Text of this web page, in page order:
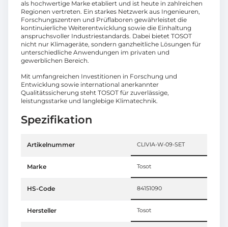
als hochwertige Marke etabliert und ist heute in zahlreichen
Regionen vertreten. Ein starkes Netzwerk aus Ingenieuren,
Forschungszentren und Prüflaboren gewährleistet die
kontinuierliche Weiterentwicklung sowie die Einhaltung
anspruchsvoller Industriestandards. Dabei bietet TOSOT
nicht nur Klimageräte, sondern ganzheitliche Lösungen für
unterschiedliche Anwendungen im privaten und
gewerblichen Bereich.
Mit umfangreichen Investitionen in Forschung und
Entwicklung sowie international anerkannter
Qualitätssicherung steht TOSOT für zuverlässige,
leistungsstarke und langlebige Klimatechnik.
Spezifikation
Artikelnummer CLIVIA-W-09-SET
Marke Tosot
HS-Code 84151090
Hersteller Tosot